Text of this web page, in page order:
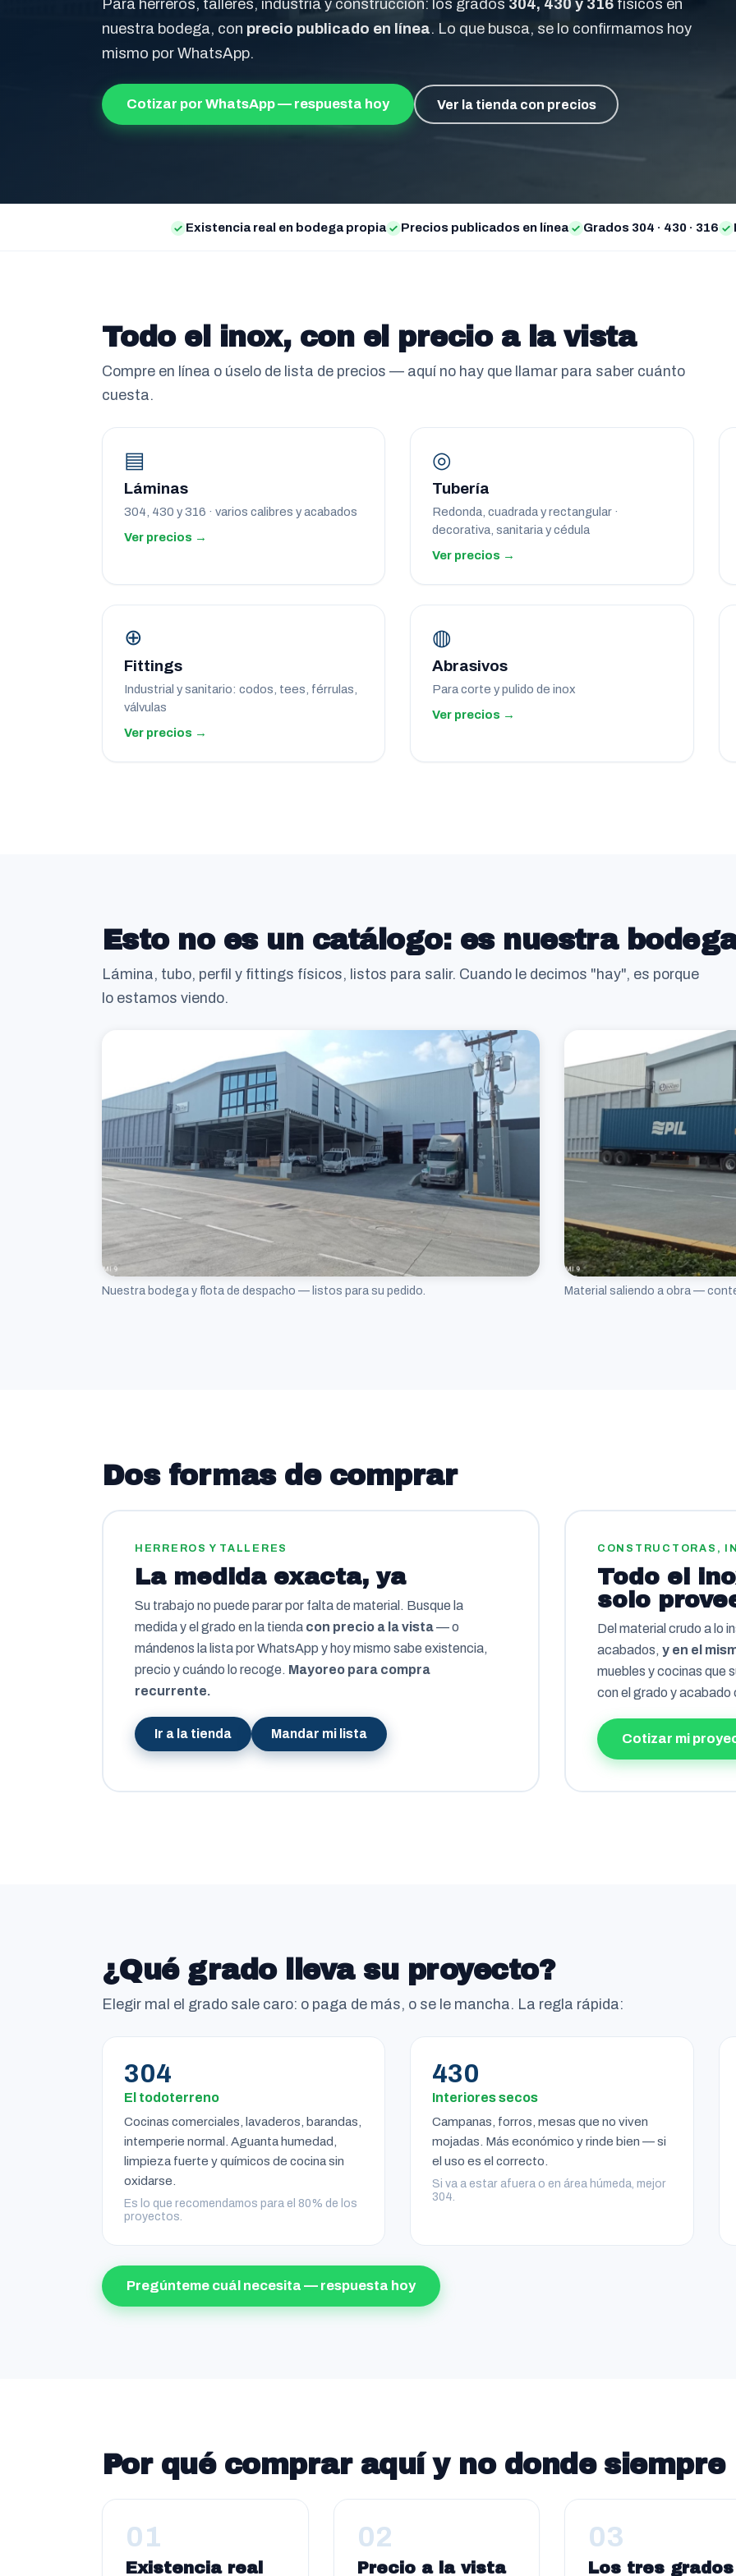
Para herreros, talleres, industria y construcción: los grados 304, 430 y 316 físicos en
nuestra bodega, con precio publicado en línea. Lo que busca, se lo confirmamos hoy
mismo por WhatsApp.
Cotizar por WhatsApp — respuesta hoy Ver la tienda con precios
Existencia real en bodega propia Precios publicados en línea Grados 304 · 430 · 316
Todo el inox, con el precio a la vista
Compre en línea o úselo de lista de precios — aquí no hay que llamar para saber cuánto
cuesta.
▤
Láminas
304, 430 y 316 · varios calibres y acabados
Ver precios →
◎
Tubería
Redonda, cuadrada y rectangular ·
decorativa, sanitaria y cédula
Ver precios →
⊕
Fittings
Industrial y sanitario: codos, tees, férrulas,
válvulas
Ver precios →
◍
Abrasivos
Para corte y pulido de inox
Ver precios →
Esto no es un catálogo: es nuestra
Lámina, tubo, perfil y fittings físicos, listos para salir. Cuando le decimos "hay", es porque
lo estamos viendo.
Nuestra bodega y flota de despacho — listos para su pedido. Material saliendo a obra —
Dos formas de comprar
HERREROS Y TALLERES
La medida exacta, ya
Su trabajo no puede parar por falta de material. Busque la
medida y el grado en la tienda con precio a la vista— o
mándenos la lista por WhatsApp y hoy mismo sabe existencia,
precio y cuándo lo recoge. Mayoreo para compra
recurrente.
Ir a la tienda Mandar mi lista
CONSTRUCTORAS,
Todo el
solo
Del material crudo a lo
acabados, y en el
muebles y cocinas que
con el grado y
Cotizar mi
¿Qué grado lleva su proyecto?
Elegir mal el grado sale caro: o paga de más, o se le mancha. La regla rápida:
304
El todoterreno
Cocinas comerciales, lavaderos, barandas,
intemperie normal. Aguanta humedad,
limpieza fuerte y químicos de cocina sin
oxidarse.
Es lo que recomendamos para el 80% de los
proyectos.
430
Interiores secos
Campanas, forros, mesas que no viven
mojadas. Más económico y rinde bien — si
el uso es el correcto.
Si va a estar afuera o en área húmeda, mejor
304.
Pregúnteme cuál necesita — respuesta hoy
Por qué comprar aquí y no donde siempre
01
Existencia real
02
Precio a la vista
03
Los tres grados